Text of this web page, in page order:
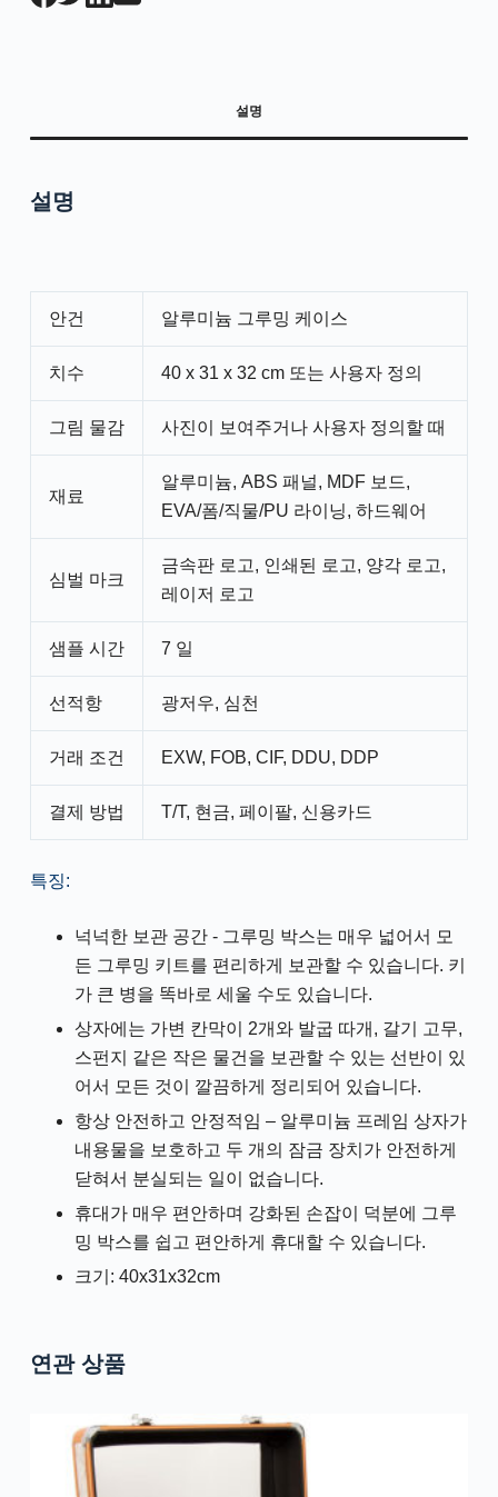
설명
설명
안건 알루미늄 그루밍 케이스
치수 40 x 31 x 32 cm 또는 사용자 정의
그림 물감 사진이 보여주거나 사용자 정의할 때
재료
알루미늄, ABS 패널, MDF 보드,
EVA/폼/직물/PU 라이닝, 하드웨어
심벌 마크
금속판 로고, 인쇄된 로고, 양각 로고,
레이저 로고
샘플 시간 7 일
선적항 광저우, 심천
거래 조건 EXW, FOB, CIF, DDU, DDP
결제 방법 T/T, 현금, 페이팔, 신용카드
특징:
넉넉한 보관 공간 - 그루밍 박스는 매우 넓어서 모
든 그루밍 키트를 편리하게 보관할 수 있습니다. 키
가 큰 병을 똑바로 세울 수도 있습니다.
상자에는 가변 칸막이 2개와 발굽 따개, 갈기 고무,
스펀지 같은 작은 물건을 보관할 수 있는 선반이 있
어서 모든 것이 깔끔하게 정리되어 있습니다.
항상 안전하고 안정적임 – 알루미늄 프레임 상자가
내용물을 보호하고 두 개의 잠금 장치가 안전하게
닫혀서 분실되는 일이 없습니다.
휴대가 매우 편안하며 강화된 손잡이 덕분에 그루
밍 박스를 쉽고 편안하게 휴대할 수 있습니다.
크기: 40x31x32cm
연관 상품